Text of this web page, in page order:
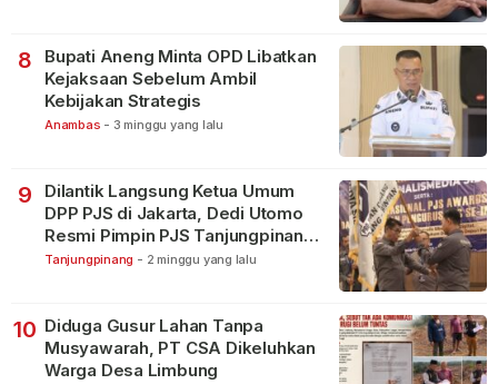
8
Bupati Aneng Minta OPD Libatkan
Kejaksaan Sebelum Ambil
Kebijakan Strategis
Anambas - 3 minggu yang lalu
9
Dilantik Langsung Ketua Umum
DPP PJS di Jakarta, Dedi Utomo
Resmi Pimpin PJS Tanjungpinang-
Bintan
Tanjungpinang - 2 minggu yang lalu
10 Diduga Gusur Lahan Tanpa
Musyawarah, PT CSA Dikeluhkan
Warga Desa Limbung